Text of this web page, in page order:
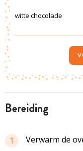
bereiding
1 Verwarm de
witte chocolade